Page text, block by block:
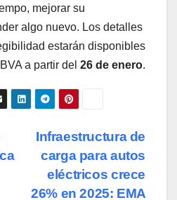
mejorar su
algo nuevo. Los detalles
estarán disponibles
a partir del 26 de enero.
Infraestructura de
carga para autos
eléctricos crece
26% en 2025: EMA